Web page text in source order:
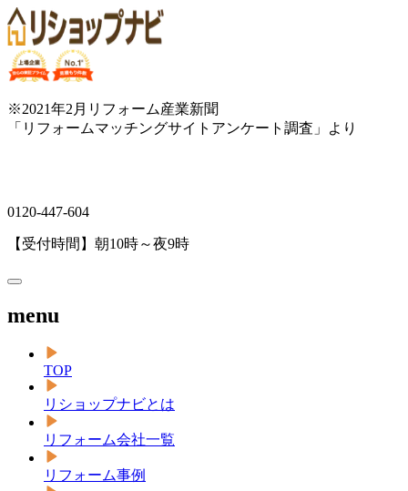
※2021年2月リフォーム産業新聞
「リフォームマッチングサイトアンケート調査」より
0120-447-604
【受付時間】朝10時～夜9時
menu
TOP
リショップナビとは
リフォーム会社一覧
リフォーム事例